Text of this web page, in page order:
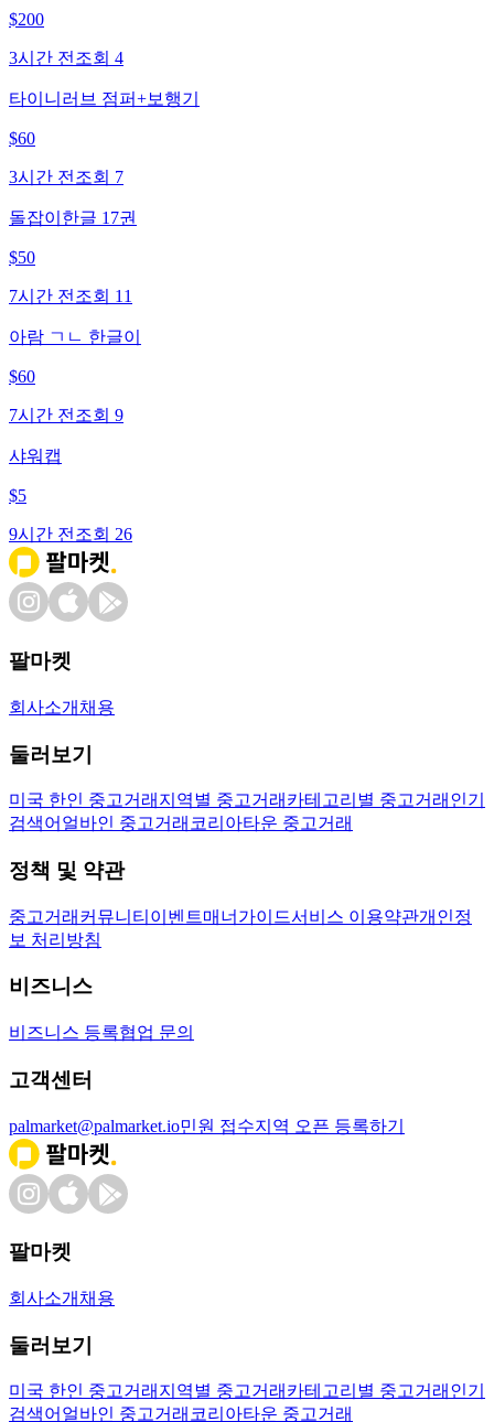
$200
3시간 전 조회 4
타이니러브 점퍼+보행기
$60
3시간 전 조회 7
돌잡이한글 17권
$50
7시간 전 조회 11
아람 ㄱㄴ 한글이
$60
7시간 전 조회 9
샤워캡
$5
9시간 전 조회 26
팔마켓
회사소개 채용
둘러보기
미국 한인 중고거래 지역별 중고거래 카테고리별 중고거래 인기
검색어 얼바인 중고거래 코리아타운 중고거래
정책 및 약관
중고거래 커뮤니티 이벤트매너가이드서비스 이용약관개인정
보 처리방침
비즈니스
비즈니스 등록협업 문의
고객센터
palmarket@palmarket.io민원 접수지역 오픈 등록하기
팔마켓
회사소개 채용
둘러보기
미국 한인 중고거래 지역별 중고거래 카테고리별 중고거래 인기
검색어 얼바인 중고거래 코리아타운 중고거래